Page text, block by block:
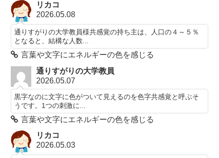
リカコ
2026.05.08
通りすがりの大学教員様共感覚の持ち主は、人口の４～５％
となると、結構な人数...
言葉や文字にエネルギーの色を感じる
通りすがりの大学教員
2026.05.07
黒字なのに文字に色がついて見えるのを色字共感覚と呼ぶそ
うです。1つの刺激に...
言葉や文字にエネルギーの色を感じる
リカコ
2026.05.03